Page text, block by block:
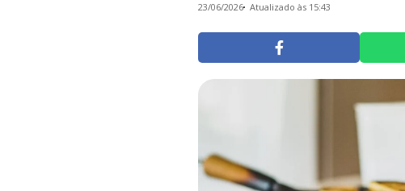
23/06/2026 Atualizado às 15:43